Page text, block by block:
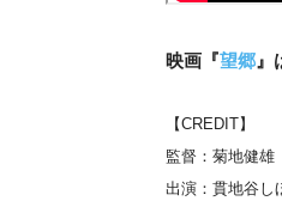
映画『望郷 』
【CREDIT】
監督：菊地健
出演：貫地谷し